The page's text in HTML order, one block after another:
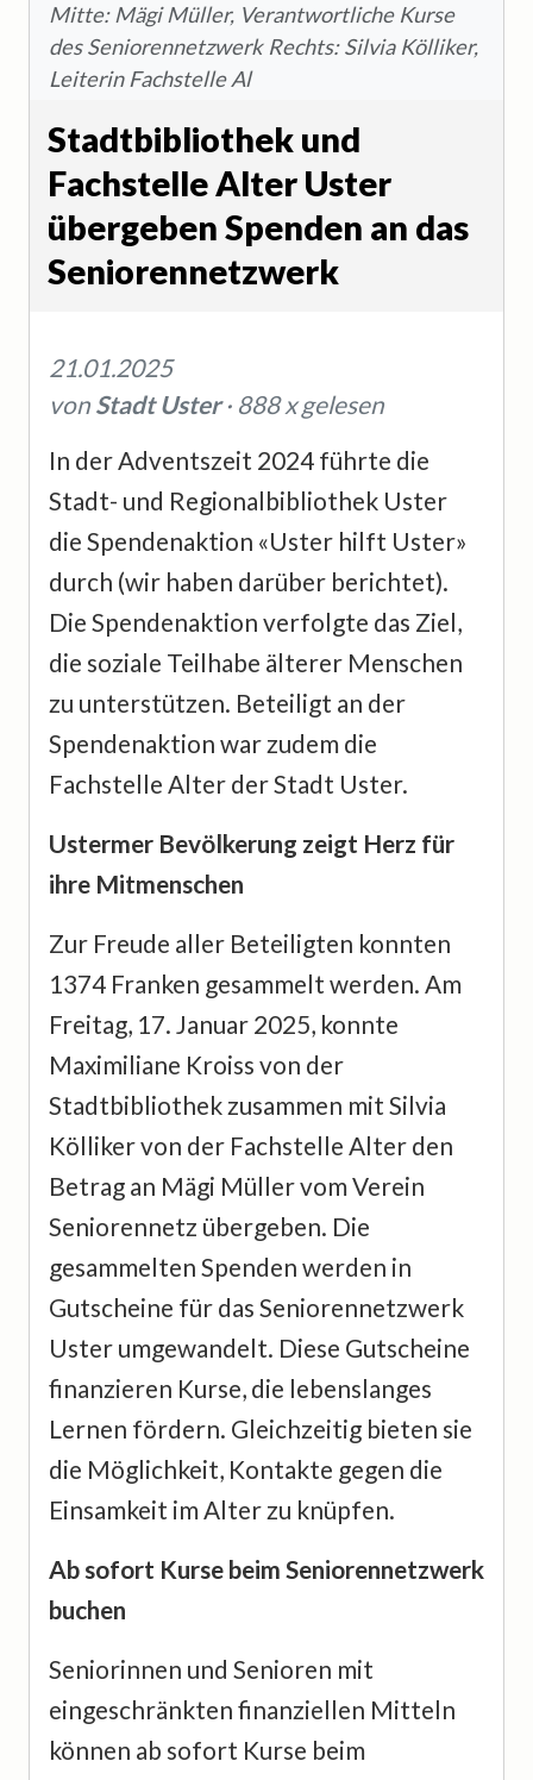
Mitte: Mägi Müller, Verantwortliche Kurse
des Seniorennetzwerk Rechts: Silvia Kölliker,
Leiterin Fachstelle Al
Stadtbibliothek und
Fachstelle Alter Uster
übergeben Spenden an das
Seniorennetzwerk
21.01.2025
von Stadt Uster· 888 x gelesen
In der Adventszeit 2024 führte die
Stadt- und Regionalbibliothek Uster
die Spendenaktion «Uster hilft Uster»
durch (wir haben darüber berichtet).
Die Spendenaktion verfolgte das Ziel,
die soziale Teilhabe älterer Menschen
zu unterstützen. Beteiligt an der
Spendenaktion war zudem die
Fachstelle Alter der Stadt Uster.
Ustermer Bevölkerung zeigt Herz für
ihre Mitmenschen
Zur Freude aller Beteiligten konnten
1374 Franken gesammelt werden. Am
Freitag, 17. Januar 2025, konnte
Maximiliane Kroiss von der
Stadtbibliothek zusammen mit Silvia
Kölliker von der Fachstelle Alter den
Betrag an Mägi Müller vom Verein
Seniorennetz übergeben. Die
gesammelten Spenden werden in
Gutscheine für das Seniorennetzwerk
Uster umgewandelt. Diese Gutscheine
finanzieren Kurse, die lebenslanges
Lernen fördern. Gleichzeitig bieten sie
die Möglichkeit, Kontakte gegen die
Einsamkeit im Alter zu knüpfen.
Ab sofort Kurse beim Seniorennetzwerk
buchen
Seniorinnen und Senioren mit
eingeschränkten finanziellen Mitteln
können ab sofort Kurse beim